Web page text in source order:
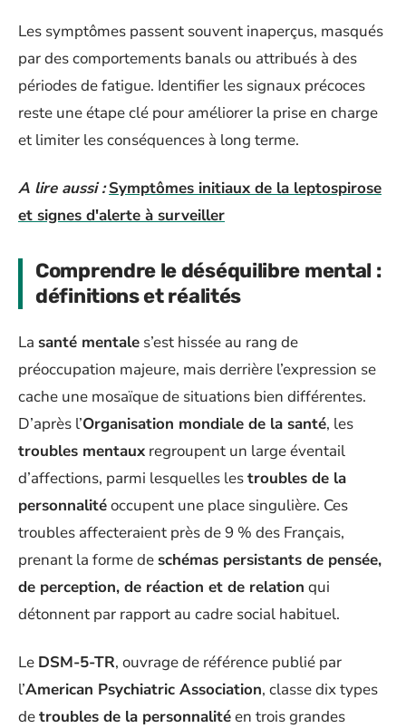
Les symptômes passent souvent inaperçus, masqués
par des comportements banals ou attribués à des
périodes de fatigue. Identifier les signaux précoces
reste une étape clé pour améliorer la prise en charge
et limiter les conséquences à long terme.
A lire aussi : Symptômes initiaux de la leptospirose
et signes d'alerte à surveiller
Comprendre le déséquilibre mental :
définitions et réalités
La santé mentale s’est hissée au rang de
préoccupation majeure, mais derrière l’expression se
cache une mosaïque de situations bien différentes.
D’après l’Organisation mondiale de la santé, les
troubles mentaux regroupent un large éventail
d’affections, parmi lesquelles lestroubles de la
personnalitéoccupent une place singulière. Ces
troubles affecteraient près de 9 % des Français,
prenant la forme de schémas persistants de pensée,
de perception, de réaction et de relation qui
détonnent par rapport au cadre social habituel.
Le DSM-5-TR, ouvrage de référence publié par
l’American Psychiatric Association, classe dix types
detroubles de la personnalitéen trois grandes